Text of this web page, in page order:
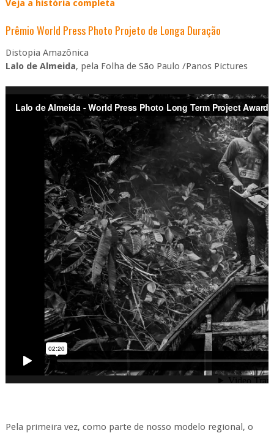
Veja a história completa
Prêmio World Press Photo Projeto de Longa Duração
Distopia Amazônica
Lalo de Almeida, pela Folha de São Paulo /Panos Pictures
Pela primeira vez, como parte de nosso modelo regional, o